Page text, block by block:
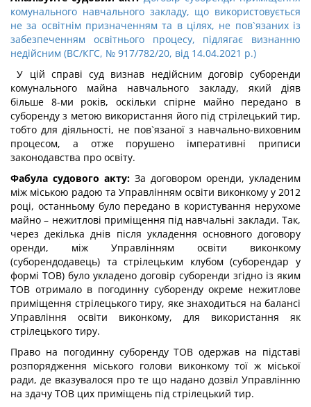
комунального навчального закладу, що використовується
не за освітнім призначенням та в цілях, не пов`язаних із
забезпеченням освітнього процесу, підлягає визнанню
недійсним (ВС/КГС, № 917/782/20, від 14.04.2021 р.)
У цій справі суд визнав недійсним договір суборенди
комунального майна навчального закладу, який діяв
більше 8-ми років, оскільки спірне майно передано в
суборенду з метою використання його під стрілецький тир,
тобто для діяльності, не пов`язаної з навчально-виховним
процесом, а отже порушено імперативні приписи
законодавства про освіту.
Фабула судового акту: За договором оренди, укладеним
між міською радою та Управлінням освіти виконкому у 2012
році, останньому було передано в користування нерухоме
майно – нежитлові приміщення під навчальні заклади. Так,
через декілька днів після укладення основного договору
оренди, між Управлінням освіти виконкому
(суборендодавець) та стрілецьким клубом (суборендар у
формі ТОВ) було укладено договір суборенди згідно із яким
ТОВ отримало в погодинну суборенду окреме нежитлове
приміщення стрілецького тиру, яке знаходиться на балансі
Управління освіти виконкому, для використання як
стрілецького тиру.
Право на погодинну суборенду ТОВ одержав на підставі
розпорядження міського голови виконкому тої ж міської
ради, де вказувалося про те що надано дозвіл Управлінню
на здачу ТОВ цих приміщень під стрілецький тир.